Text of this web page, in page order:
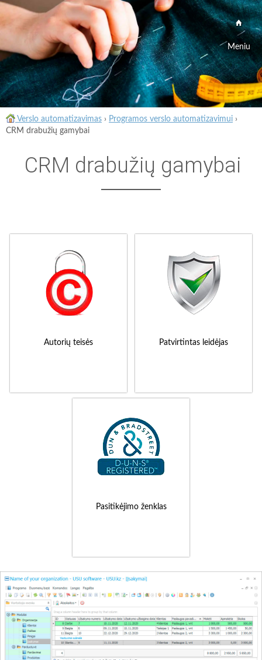
Meniu
Verslo automatizavimas › Programos verslo automatizavimui ›
CRM drabužių gamybai
CRM drabužių gamybai
Autorių teisės Patvirtintas leidėjas
Pasitikėjimo ženklas